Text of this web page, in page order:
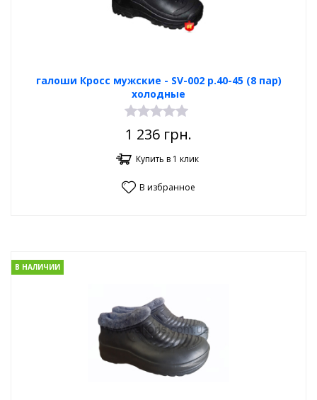
галоши Кросс мужские - SV-002 р.40-45 (8 пар)
холодные
1 236 грн.
Купить в 1 клик
В избранное
В НАЛИЧИИ